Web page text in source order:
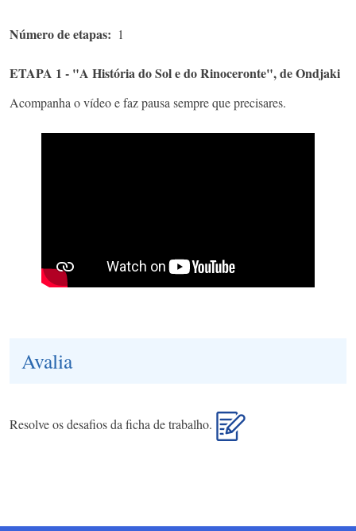
Número de etapas 1
ETAPA 1 - "A História do Sol e do Rinoceronte", de Ondjaki
Acompanha o vídeo e faz pausa sempre que precisares.
Avalia
Resolve os desafios da ficha de trabalho.